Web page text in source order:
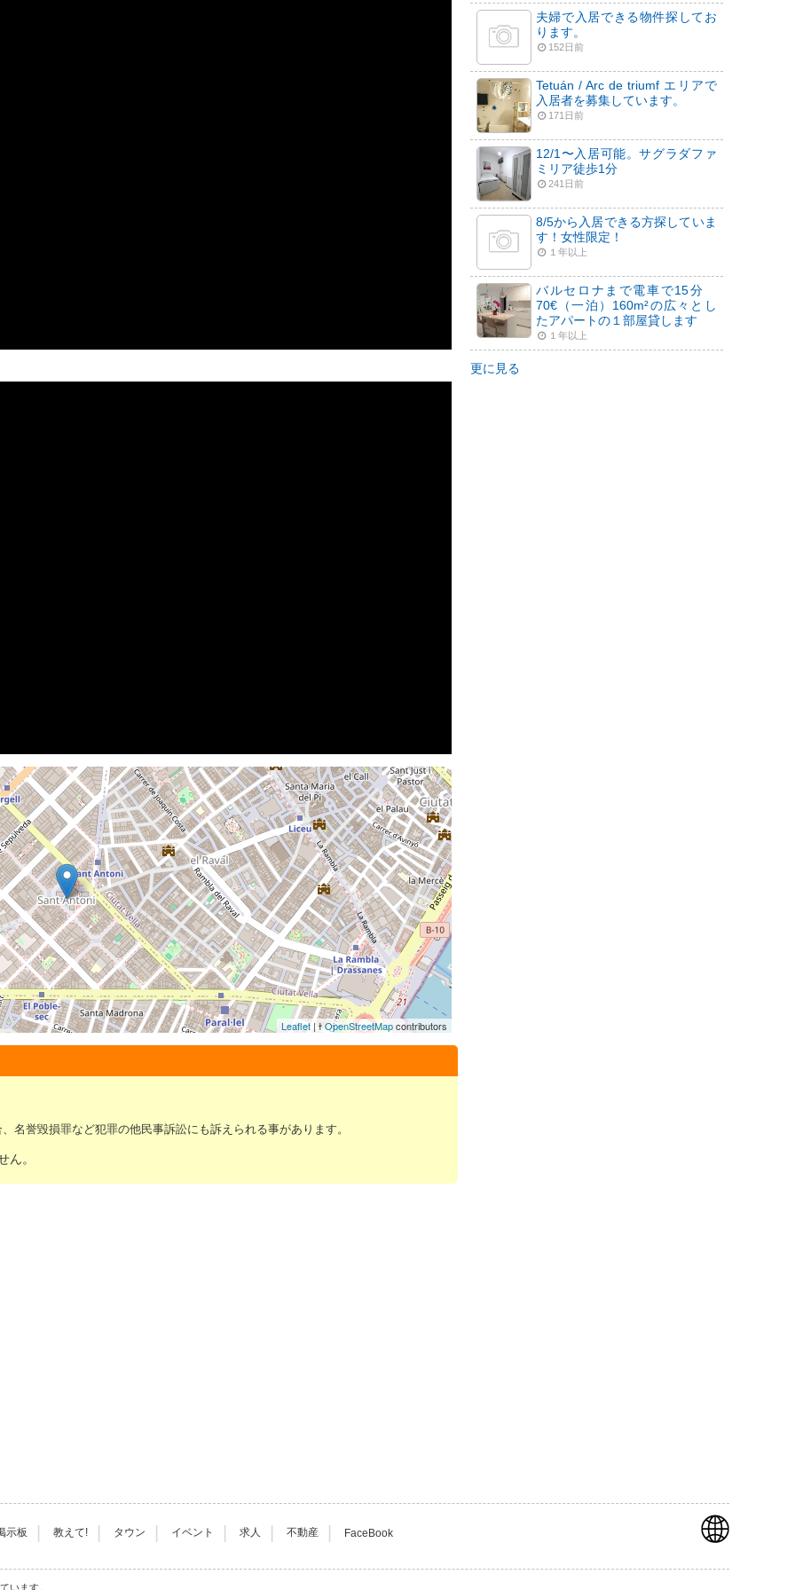
Leaflet| ɫOpenStreetMapcontributors
名誉毀損罪など犯罪の他民事訴訟にも訴えられる事があります。
ん。
夫婦で入居できる物件探してお
ります。
152日前
Tetuán / Arc de triumf エリアで
入居者を募集しています。
171日前
12/1〜入居可能。サグラダファ
ミリア徒歩1分
241日前
8/5から入居できる方探していま
す！女性限定！
１年以上
バルセロナまで電車で15分
70€（一泊）160m²の広々とし
たアパートの１部屋貸します
１年以上
更に見る
示板 教えて! タウン イベント 求人 不動産 FaceBook
います。